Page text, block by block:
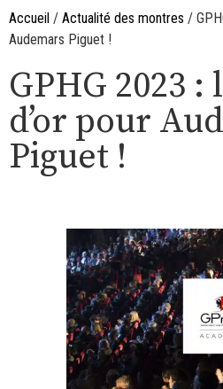
Accueil / Actualité des montres /
Audemars Piguet !
GPHG 2023 :
d’or pour
Piguet !